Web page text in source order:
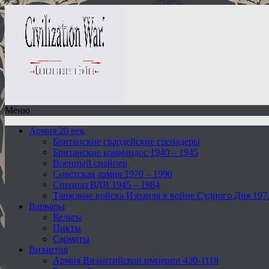
Меню
Армия 20 век
Британские гвардейские гренадеры
Британские коммандос 1940 – 1945
Военный снайпер
Советская армия 1970 – 1990
Спецназ ВДВ 1945 – 1984
Танковые войска Израиля в войне Судного Дня
Варвары
Кельты
Пикты
Сарматы
Византия
Армия Византийской империи 430-1118